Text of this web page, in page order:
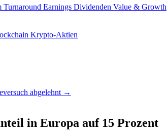
Turnaround Earnings Dividenden Value & Growth
Krypto-Aktien
abgelehnt →
in Europa auf 15 Prozent